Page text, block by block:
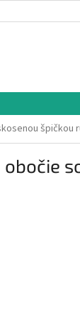
špičkou